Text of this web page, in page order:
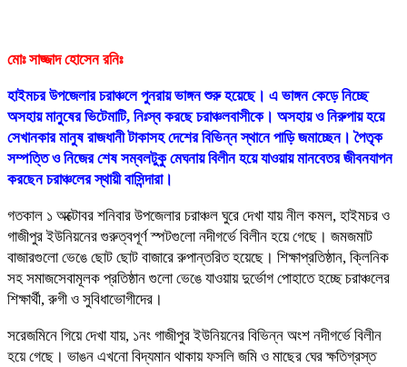
মোঃ সাজ্জাদ হোসেন রনিঃ
হাইমচর উপজেলার চরাঞ্চলে পুনরায় ভাঙ্গন শুরু হয়েছে। এ ভাঙ্গন কেড়ে নিচ্ছে
অসহায় মানুষের ভিটেমাটি, নিঃস্ব করছে চরাঞ্চলবাসীকে। অসহায় ও নিরুপায় হয়ে
সেখানকার মানুষ রাজধানী টাকাসহ দেশের বিভিন্ন স্থানে পাড়ি জমাচ্ছেন। পৈতৃক
সম্পত্তি ও নিজের শেষ সম্বলটুকু মেঘনায় বিলীন হয়ে যাওয়ায় মানবেতর জীবনযাপন
করছেন চরাঞ্চলের স্থায়ী বাসিন্দারা।
গতকাল ১ অক্টোবর শনিবার উপজেলার চরাঞ্চল ঘুরে দেখা যায় নীল কমল, হাইমচর ও
গাজীপুর ইউনিয়নের গুরুত্বপূর্ণ স্পটগুলো নদীগর্ভে বিলীন হয়ে গেছে। জমজমাট
বাজারগুলো ভেঙে ছোট ছোট বাজারে রুপান্তরিত হয়েছে। শিক্ষাপ্রতিষ্ঠান, ক্লিনিক
সহ সমাজসেবামূলক প্রতিষ্ঠান গুলো ভেঙে যাওয়ায় দুর্ভোগ পোহাতে হচ্ছে চরাঞ্চলের
শিক্ষার্থী, রুগী ও সুবিধাভোগীদের।
সরেজমিনে গিয়ে দেখা যায়, ১নং গাজীপুর ইউনিয়নের বিভিন্ন অংশ নদীগর্ভে বিলীন
হয়ে গেছে। ভাঙন এখনো বিদ্যমান থাকায় ফসলি জমি ও মাছের ঘের ক্ষতিগ্রস্ত